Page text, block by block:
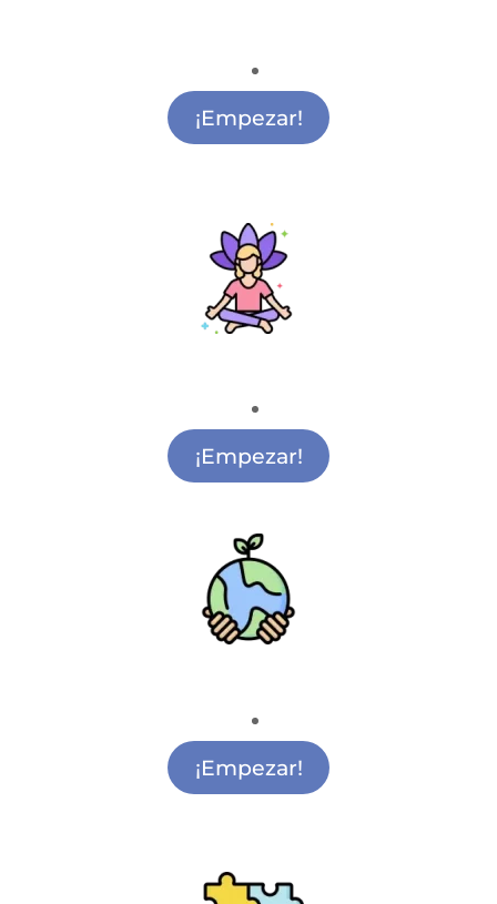
Academia de Teatro Sol
¡Empezar!
Clases de Mindfulness Sol
¡Empezar!
Actividades de Medio Ambiente Sol
¡Empezar!